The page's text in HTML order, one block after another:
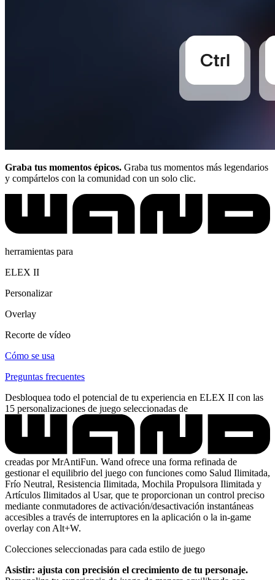
Graba tus momentos épicos. Graba tus momentos más legendarios
y compártelos con la comunidad con un solo clic.
herramientas para
ELEX II
Personalizar
Overlay
Recorte de vídeo
Cómo se usa
Preguntas frecuentes
Desbloquea todo el potencial de tu experiencia en ELEX II con las
15 personalizaciones de juego seleccionadas de
creadas por MrAntiFun. Wand ofrece una forma refinada de
gestionar el equilibrio del juego con funciones como Salud Ilimitada,
Frío Neutral, Resistencia Ilimitada, Mochila Propulsora Ilimitada y
Artículos Ilimitados al Usar, que te proporcionan un control preciso
mediante conmutadores de activación/desactivación instantáneas
accesibles a través de interruptores en la aplicación o la in-game
overlay con Alt+W.
Colecciones seleccionadas para cada estilo de juego
Asistir: ajusta con precisión el crecimiento de tu personaje.